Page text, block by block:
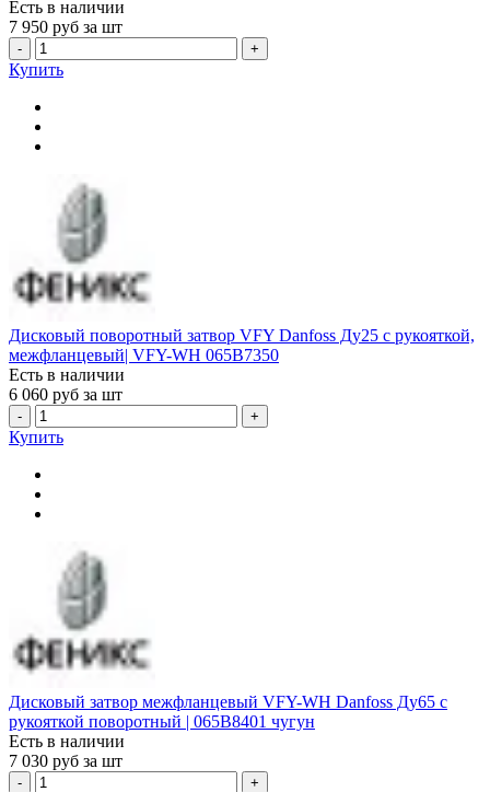
Есть в наличии
7 950 руб за шт
- +
Купить
Дисковый поворотный затвор VFY Danfoss Ду25 с рукояткой,
межфланцевый| VFY-WH 065B7350
Есть в наличии
6 060 руб за шт
- +
Купить
Дисковый затвор межфланцевый VFY-WH Danfoss Ду65 с
рукояткой поворотный | 065B8401 чугун
Есть в наличии
7 030 руб за шт
- +